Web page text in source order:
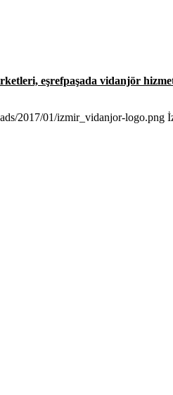
eşrefpaşada vidanjör
2017/01/izmir_vidanjor-logo.png